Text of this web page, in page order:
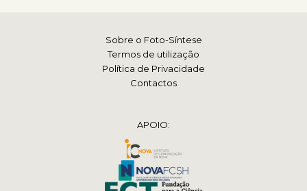
Sobre o Foto-Síntese
Termos de utilização
Política de Privacidade
Contactos
APOIO: